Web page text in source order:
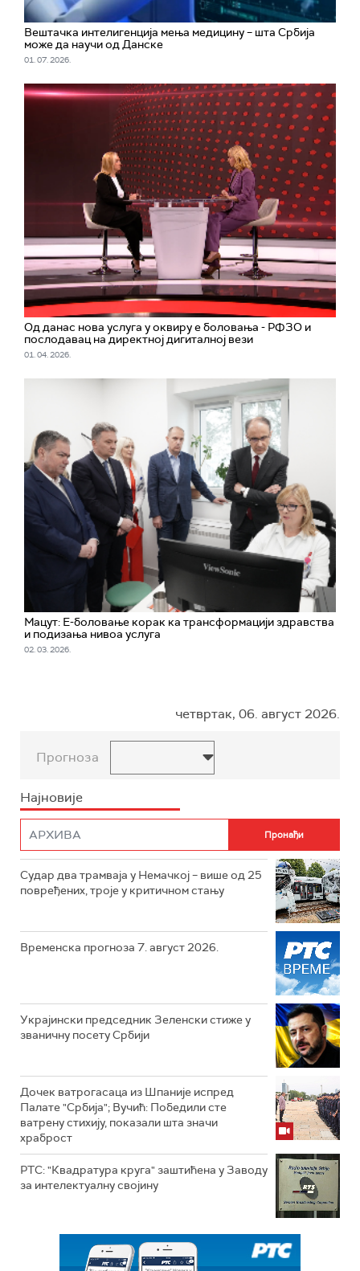
Вештачка интелигенција мења медицину – шта Србија
може да научи од Данске
01. 07. 2026.
Од данас нова услуга у оквиру е боловања - РФЗО и
послодавац на директној дигиталној вези
01. 04. 2026.
Мацут: Е-боловање корак ка трансформацији здравства
и подизања нивоа услуга
02. 03. 2026.
четвртак, 06. август 2026.
Прогноза
Најновије
Судар два трамваја у Немачкој – више од 25
повређених, троје у критичном стању
Временска прогноза 7. август 2026.
Украјински председник Зеленски стиже у
званичну посету Србији
Дочек ватрогасаца из Шпаније испред
Палате "Србија"; Вучић: Победили сте
ватрену стихију, показали шта значи
храброст
РТС: "Квадратура круга" заштићена у Заводу
за интелектуалну својину